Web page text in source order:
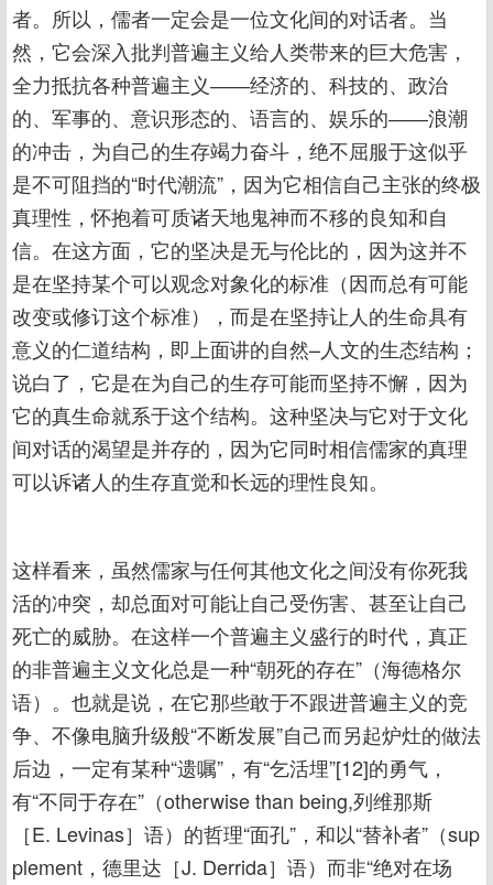
者。所以，儒者一定会是一位文化间的对话者。当
然，它会深入批判普遍主义给人类带来的巨大危害，
全力抵抗各种普遍主义――经济的、科技的、政治
的、军事的、意识形态的、语言的、娱乐的――浪潮
的冲击，为自己的生存竭力奋斗，绝不屈服于这似乎
是不可阻挡的“时代潮流”，因为它相信自己主张的终极
真理性，怀抱着可质诸天地鬼神而不移的良知和自
信。在这方面，它的坚决是无与伦比的，因为这并不
是在坚持某个可以观念对象化的标准（因而总有可能
改变或修订这个标准），而是在坚持让人的生命具有
意义的仁道结构，即上面讲的自然–人文的生态结构；
说白了，它是在为自己的生存可能而坚持不懈，因为
它的真生命就系于这个结构。这种坚决与它对于文化
间对话的渴望是并存的，因为它同时相信儒家的真理
可以诉诸人的生存直觉和长远的理性良知。
这样看来，虽然儒家与任何其他文化之间没有你死我
活的冲突，却总面对可能让自己受伤害、甚至让自己
死亡的威胁。在这样一个普遍主义盛行的时代，真正
的非普遍主义文化总是一种“朝死的存在”（海德格尔
语）。也就是说，在它那些敢于不跟进普遍主义的竞
争、不像电脑升级般“不断发展”自己而另起炉灶的做法
后边，一定有某种“遗嘱”，有“乞活埋”[12]的勇气，
有“不同于存在”（otherwise than being,列维那斯
［E. Levinas］语）的哲理“面孔”，和以“替补者”（sup
plement，德里达［J. Derrida］语）而非“绝对在场